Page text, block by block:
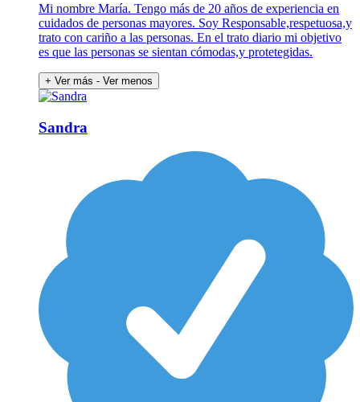
Mi nombre María. Tengo más de 20 años de experiencia en
cuidados de personas mayores. Soy Responsable,respetuosa,y
trato con cariño a las personas. En el trato diario mi objetivo
es que las personas se sientan cómodas,y protetegidas.
+ Ver más - Ver menos
Sandra